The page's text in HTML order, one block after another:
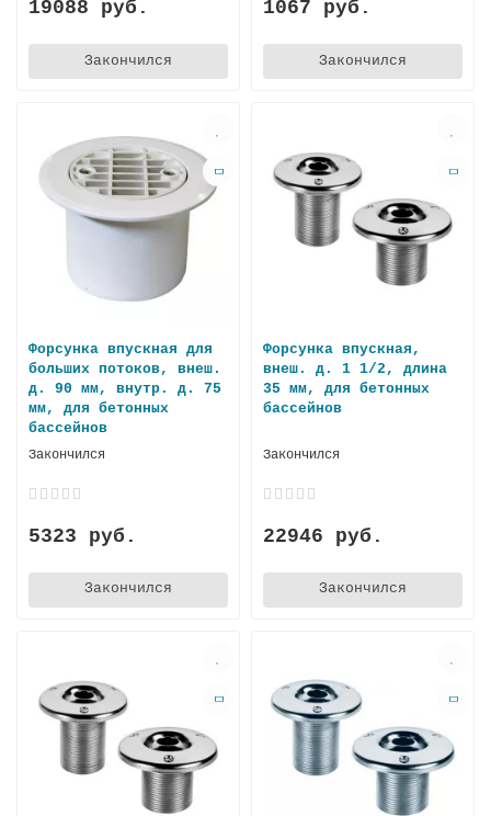
19088 руб.
Закончился
1067 руб.
Закончился
Форсунка впускная для
больших потоков, внеш.
д. 90 мм, внутр. д. 75
мм, для бетонных
бассейнов
Закончился
5323 руб.
Закончился
Форсунка впускная,
внеш. д. 1 1/2, длина
35 мм, для бетонных
бассейнов
Закончился
22946 руб.
Закончился